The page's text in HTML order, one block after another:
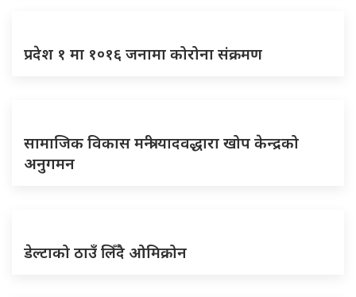
प्रदेश १ मा १०१६ जनामा कोरोना संक्रमण
सामाजिक विकास मन्त्री यादवद्धारा खोप केन्द्रको
अनुगमन
डेल्टाको ठाउँ लिँदै ओमिक्रोन